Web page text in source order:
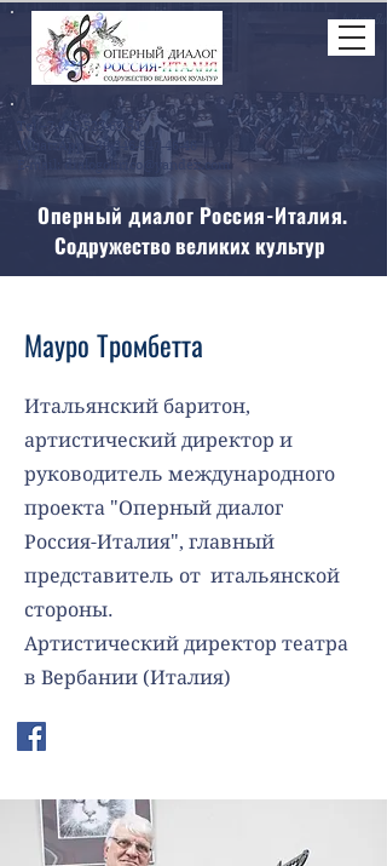
Tel
+7-925-523-69-51
WhatsApp +39-346-947-46-46
E-mail: dialogolirico@yandex.com
Оперный диалог Россия-Италия.
Содружество великих культур
Мауро Тромбетта
Итальянский баритон,
артистический директор и
руководитель международного
проекта "Оперный диалог
Россия-Италия", главный
представитель от итальянской
стороны.
Артистический директор театра
в Вербании (Италия)